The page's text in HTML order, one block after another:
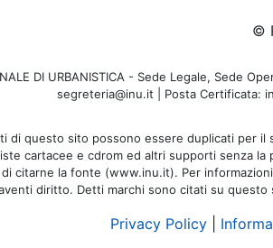
©
DI URBANISTICA - Sede Legale, Sede
segreteria@inu.it | Posta Certificata:
di questo sito possono essere duplicati per il
cartacee e cdrom ed altri supporti senza
citarne la fonte (www.inu.it). Per
diritto. Detti marchi sono citati su
Privacy Policy